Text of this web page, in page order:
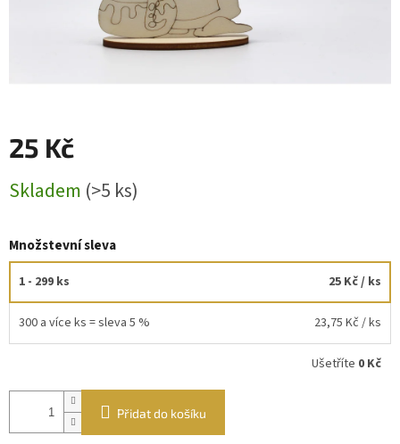
25 Kč
cena:
Skladem (>5 ks)
Množstevní sleva
1 - 299 ks 25 Kč/ ks
300 a více ks = sleva 5 % 23,75 Kč / ks
Ušetříte 0 Kč
Přidat do košíku